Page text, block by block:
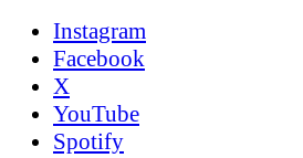
Instagram
Facebook
X
YouTube
Spotify